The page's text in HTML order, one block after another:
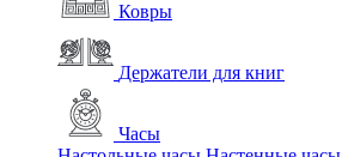
Ковры
Держатели для книг
Часы